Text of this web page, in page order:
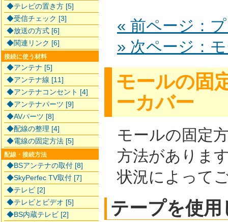
« 前ページ：
» 次ページ：
モールの固
ーカバー
モールの固定
方法がありま
状況によって
テープを使
◆テレビの置き方 [5]
◆受信チェック [3]
◆放送の方式 [6]
◆関連リンク [6]
接続に使う材料
◆アンテナ [5]
◆アンテナ線 [11]
◆アンテナコンセント [4]
◆アンテナパーツ [9]
◆AVパーツ [8]
◆配線の整理 [4]
◆電線の固定方法 [5]
配線・接続方法
◆BSアンテナの取付 [8]
◆SkyPerfec TV取付 [7]
◆テレビ [2]
◆テレビとビデオ [5]
◆BS内蔵テレビ [2]